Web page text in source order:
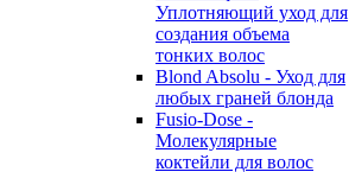
Уплотняющий уход для
создания объема
тонких волос
Blond Absolu - Уход для
любых граней блонда
Fusio-Dose -
Молекулярные
коктейли для волос